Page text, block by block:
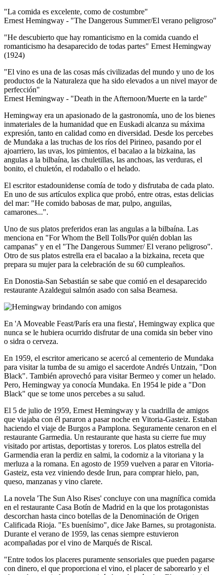
"La comida es excelente, como de costumbre"
Ernest Hemingway - "The Dangerous Summer/El verano peligroso"
"He descubierto que hay romanticismo en la comida cuando el
romanticismo ha desaparecido de todas partes" Ernest Hemingway
(1924)
"El vino es una de las cosas más civilizadas del mundo y uno de los
productos de la Naturaleza que ha sido elevados a un nivel mayor de
perfección"
Ernest Hemingway - "Death in the Afternoon/Muerte en la tarde"
Hemingway era un apasionado de la gastronomía, uno de los bienes
inmateriales de la humanidad que en Euskadi alcanza su máxima
expresión, tanto en calidad como en diversidad. Desde los percebes
de Mundaka a las truchas de los ríos del Pirineo, pasando por el
ajoarriero, las uvas, los pimientos, el bacalao a la bizkaina, las
angulas a la bilbaína, las chuletillas, las anchoas, las verduras, el
bonito, el chuletón, el rodaballo o el helado.
El escritor estadounidense comía de todo y disfrutaba de cada plato.
En uno de sus artículos explica que probó, entre otras, estas delicias
del mar: "He comido babosas de mar, pulpo, anguilas,
camarones...".
Uno de sus platos preferidos eran las angulas a la bilbaína. Las
menciona en "For Whom the Bell Tolls/Por quién doblan las
campanas" y en el "The Dangerous Summer/ El verano peligroso".
Otro de sus platos estrella era el bacalao a la bizkaina, receta que
prepara su mujer para la celebración de su 60 cumpleaños.
En Donostia-San Sebastián se sabe que comió en el desaparecido
restaurante Azaldegui salmón asado con salsa Bearnesa.
En 'A Moveable Feast/París era una fiesta', Hemingway explica que
nunca se le hubiera ocurrido disfrutar de una comida sin beber vino
o sidra o cerveza.
En 1959, el escritor americano se acercó al cementerio de Mundaka
para visitar la tumba de su amigo el sacerdote Andrés Untzain, "Don
Black". También aprovechó para visitar Bermeo y comer un helado.
Pero, Hemingway ya conocía Mundaka. En 1954 le pide a "Don
Black" que se tome unos percebes a su salud.
El 5 de julio de 1959, Ernest Hemingway y la cuadrilla de amigos
que viajaba con él pararon a pasar noche en Vitoria-Gasteiz. Estaban
haciendo el viaje de Burgos a Pamplona. Seguramente cenaron en el
restaurante Garmedia. Un restaurante que hasta su cierre fue muy
visitado por artistas, deportistas y toreros. Los platos estrella del
Garmendia eran la perdiz en salmi, la codorniz a la vitoriana y la
merluza a la romana. En agosto de 1959 vuelven a parar en Vitoria-
Gasteiz, esta vez viniendo desde Irun, para comprar hielo, pan,
queso, manzanas y vino clarete.
La novela 'The Sun Also Rises' concluye con una magnífica comida
en el restaurante Casa Botín de Madrid en la que los protagonistas
descorchan hasta cinco botellas de la Denominación de Origen
Calificada Rioja. "Es buenísimo", dice Jake Barnes, su protagonista.
Durante el verano de 1959, las cenas siempre estuvieron
acompañadas por el vino de Marqués de Riscal.
"Entre todos los placeres puramente sensoriales que pueden pagarse
con dinero, el que proporciona el vino, el placer de saborearlo y el